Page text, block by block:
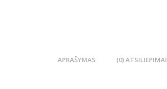
APRAŠYMAS (0) ATSILIEPIMAI